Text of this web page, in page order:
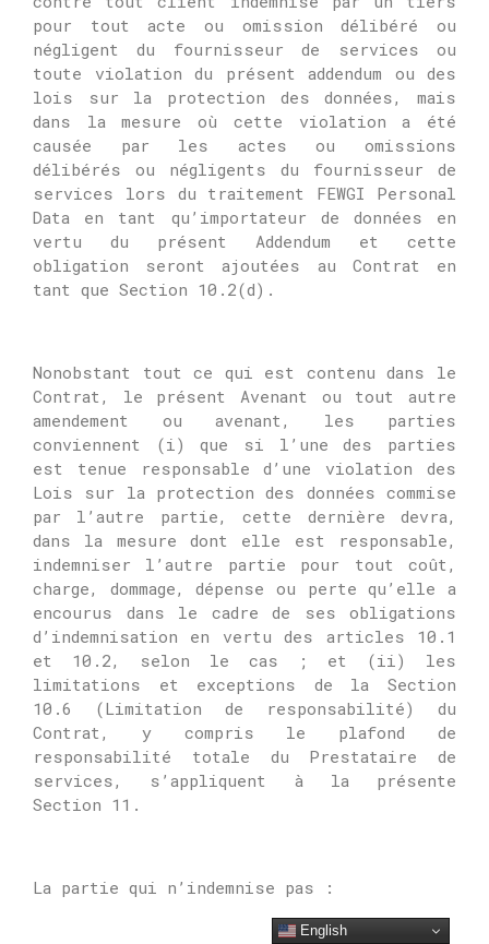
pour tout acte ou omission délibéré ou
négligent du fournisseur de services ou
toute violation du présent addendum ou des
lois sur la protection des données, mais
dans la mesure où cette violation a été
causée par les actes ou omissions
délibérés ou négligents du fournisseur de
services lors du traitement FEWGI Personal
Data en tant qu’importateur de données en
vertu du présent Addendum et cette
obligation seront ajoutées au Contrat en
tant que Section 10.2(d).
Nonobstant tout ce qui est contenu dans le
Contrat, le présent Avenant ou tout autre
amendement ou avenant, les parties
conviennent (i) que si l’une des parties
est tenue responsable d’une violation des
Lois sur la protection des données commise
par l’autre partie, cette dernière devra,
dans la mesure dont elle est responsable,
indemniser l’autre partie pour tout coût,
charge, dommage, dépense ou perte qu’elle a
encourus dans le cadre de ses obligations
d’indemnisation en vertu des articles 10.1
et 10.2, selon le cas ; et (ii) les
limitations et exceptions de la Section
10.6 (Limitation de responsabilité) du
Contrat, y compris le plafond de
responsabilité totale du Prestataire de
services, s’appliquent à la présente
Section 11.
La partie qui n’indemnise pas :
English